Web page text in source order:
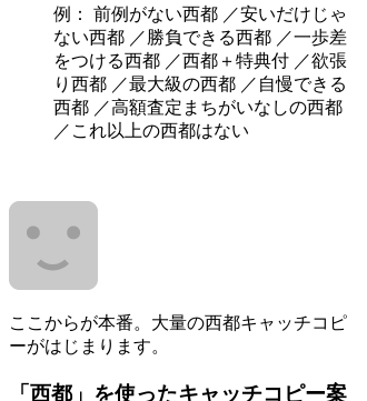
例： 前例がない西都 ／安いだけじゃ
ない西都 ／勝負できる西都 ／一歩差
をつける西都 ／西都＋特典付 ／欲張
り西都 ／最大級の西都 ／自慢できる
西都 ／高額査定まちがいなしの西都
／これ以上の西都はない
ここからが本番。大量の西都キャッチコピ
ーがはじまります。
「西都」を使ったキャッチコピー案